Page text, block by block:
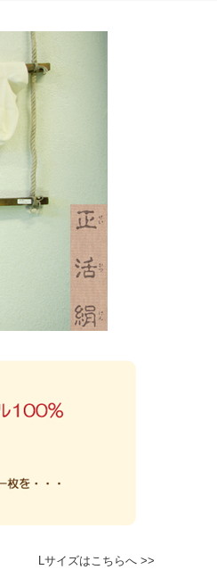
Lサイズはこちらへ >>